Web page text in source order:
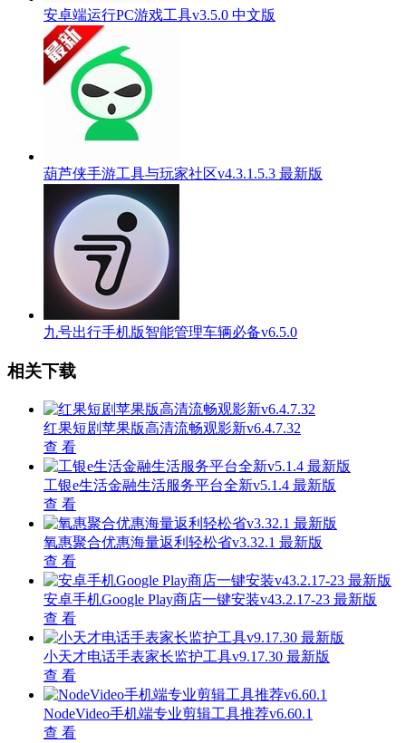
安卓端运行PC游戏工具v3.5.0 中文版
葫芦侠手游工具与玩家社区v4.3.1.5.3 最新版
九号出行手机版智能管理车辆必备v6.5.0
相关下载
红果短剧苹果版高清流畅观影新v6.4.7.32
查 看
工银e生活金融生活服务平台全新v5.1.4 最新版
查 看
氧惠聚合优惠海量返利轻松省v3.32.1 最新版
查 看
安卓手机Google Play商店一键安装v43.2.17-23 最新版
查 看
小天才电话手表家长监护工具v9.17.30 最新版
查 看
NodeVideo手机端专业剪辑工具推荐v6.60.1
查 看